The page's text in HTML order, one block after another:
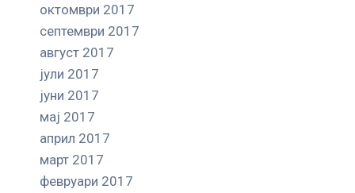
октомври 2017
септември 2017
август 2017
јули 2017
јуни 2017
мај 2017
април 2017
март 2017
февруари 2017